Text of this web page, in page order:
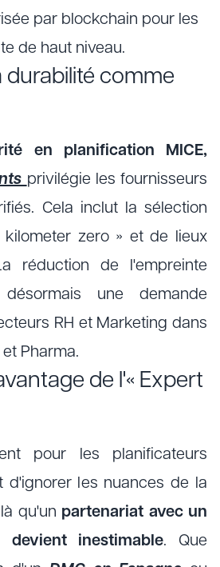
par blockchain pour les
de haut niveau.
durabilité comme
en planification MICE,
privilégie les fournisseurs
Cela inclut la sélection
kilometer zero » et de lieux
réduction de l'empreinte
une demande
RH et Marketing dans
Pharma.
de l'« Expert
pour les planificateurs
d'ignorer les nuances de la
qu'un partenariat avec un
devient inestimable. Que